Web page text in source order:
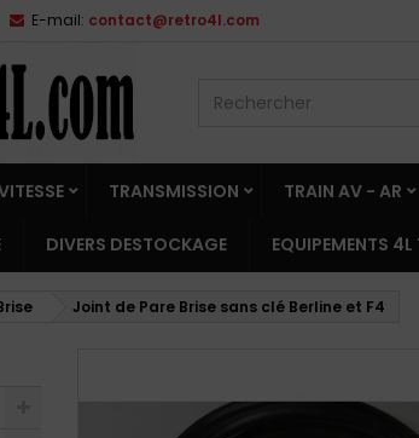
E-mail: contact@retro4l.com
TRANSMISSION TRAIN AV - AR
DIVERS DESTOCKAGE EQUIPEMENTS 4L
Joint de Pare Brise sans clé Berline et F4